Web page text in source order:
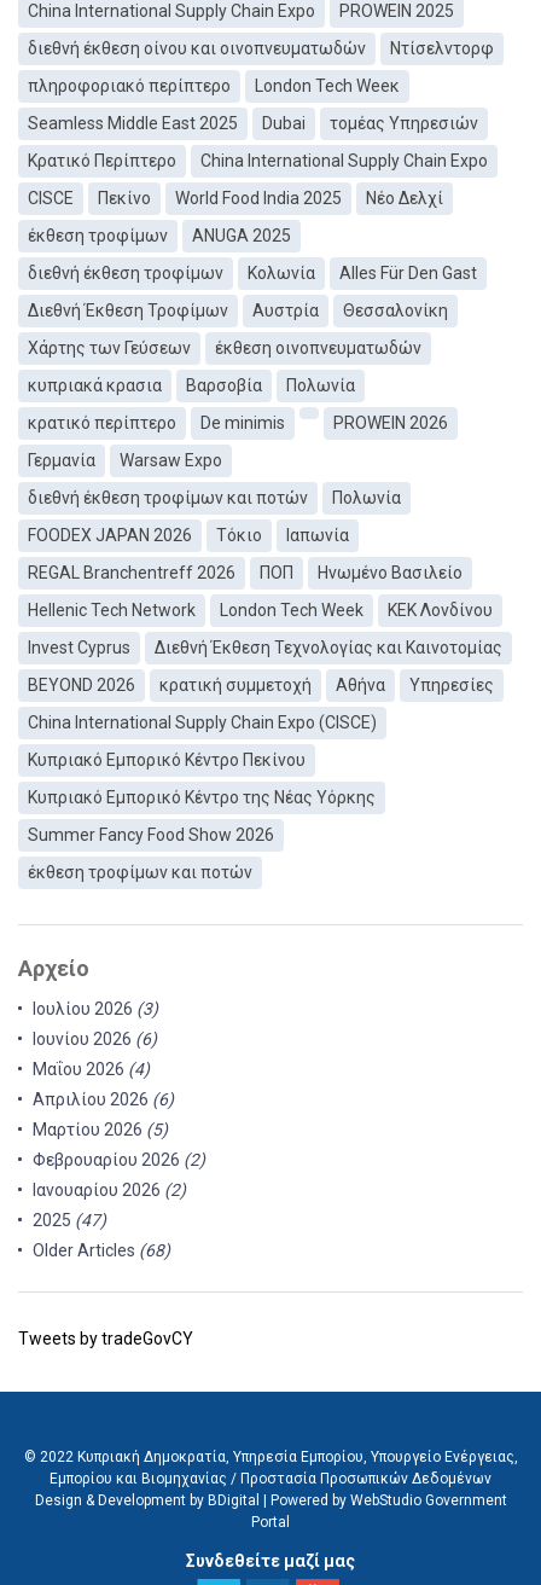
China International Supply Chain Expo
PROWEIN 2025
διεθνή έκθεση οίνου και οινοπνευματωδών
Ντίσελντορφ
πληροφοριακό περίπτερο
London Tech Weeκ
Seamless Middle East 2025
Dubai
τομέας Υπηρεσιών
Κρατικό Περίπτερο
China International Supply Chain Expo
CISCE
Πεκίνο World Food India 2025
Νέο Δελχί
έκθεση τροφίμων
ANUGA 2025
διεθνή έκθεση τροφίμων
Κολωνία
Alles Für Den Gast
Διεθνή Έκθεση Τροφίμων
Αυστρία
Θεσσαλονίκη
Χάρτης των Γεύσεων
έκθεση οινοπνευματωδών
κυπριακά κρασια
Βαρσοβία
Πολωνία
κρατικό περίπτερο
De minimis
PROWEIN 2026
Γερμανία
Warsaw Expo
διεθνή έκθεση τροφίμων και ποτών
Πολωνία
FOODEX JAPAN 2026
Τόκιο
Ιαπωνία
REGAL Branchentreff 2026
ΠΟΠ
Ηνωμένο Βασιλείο
Hellenic Tech Network
London Tech Week
ΚEΚ Λονδίνου
Invest Cyprus
Διεθνή Έκθεση Τεχνολογίας και Καινοτομίας
BEYOND 2026
κρατική συμμετοχή Αθήνα
Υπηρεσίες
China International Supply Chain Expo (CISCE)
Κυπριακό Εμπορικό Κέντρο Πεκίνου
Κυπριακό Εμπορικό Κέντρο της Νέας Υόρκης
Summer Fancy Food Show 2026
έκθεση τροφίμων και ποτών
Αρχείο
Ιουλίου 2026 (3)
Ιουνίου 2026 (6)
Μαΐου 2026 (4)
Απριλίου 2026 (6)
Μαρτίου 2026 (5)
Φεβρουαρίου 2026 (2)
Ιανουαρίου 2026 (2)
2025 (47)
Older Articles (68)
Tweets by tradeGovCY
© 2022 Κυπριακή Δημοκρατία, Υπηρεσία Εμπορίου, Υπουργείο Ενέργειας,
Εμπορίου και Βιομηχανίας / Προστασία Προσωπικών Δεδομένων
Design & Development by BDigital
Powered by WebStudio Government
Portal
Συνδεθείτε μαζί μας